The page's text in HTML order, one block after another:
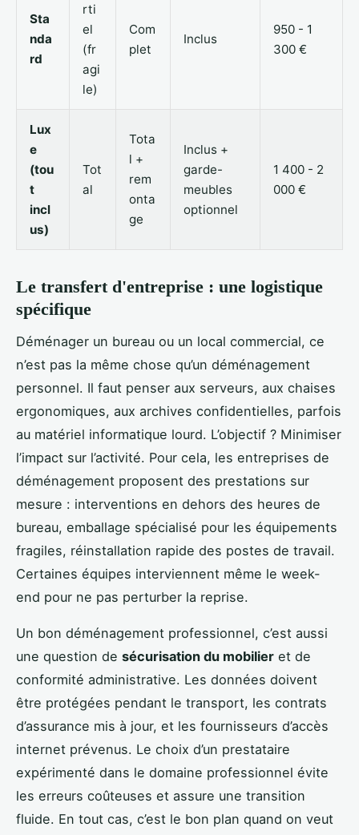
Sta
nda
rd
rti
el
(fr
agi
le)
Com
plet
Inclus
950 - 1
300 €
Lux
e
(tou
t
incl
us)
Tot
al
Tota
l +
rem
onta
ge
Inclus +
garde-
meubles
optionnel
1 400 - 2
000 €
Le transfert d'entreprise : une logistique
spécifique
Déménager un bureau ou un local commercial, ce
n’est pas la même chose qu’un déménagement
personnel. Il faut penser aux serveurs, aux chaises
ergonomiques, aux archives confidentielles, parfois
au matériel informatique lourd. L’objectif ? Minimiser
l’impact sur l’activité. Pour cela, les entreprises de
déménagement proposent des prestations sur
mesure : interventions en dehors des heures de
bureau, emballage spécialisé pour les équipements
fragiles, réinstallation rapide des postes de travail.
Certaines équipes interviennent même le week-
end pour ne pas perturber la reprise.
Un bon déménagement professionnel, c’est aussi
une question de sécurisation du mobilier et de
conformité administrative. Les données doivent
être protégées pendant le transport, les contrats
d’assurance mis à jour, et les fournisseurs d’accès
internet prévenus. Le choix d’un prestataire
expérimenté dans le domaine professionnel évite
les erreurs coûteuses et assure une transition
fluide. En tout cas, c’est le bon plan quand on veut